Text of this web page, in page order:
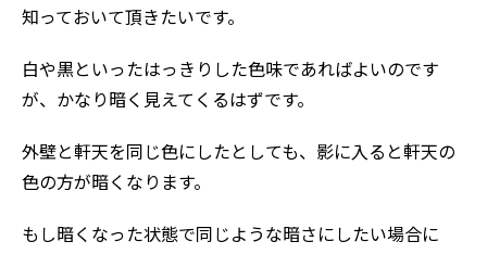
知っておいて頂きたいです。
白や黒といったはっきりした色味であればよいのです
が、かなり暗く見えてくるはずです。
外壁と軒天を同じ色にしたとしても、影に入ると軒天の
色の方が暗くなります。
もし暗くなった状態で同じような暗さにしたい場合に